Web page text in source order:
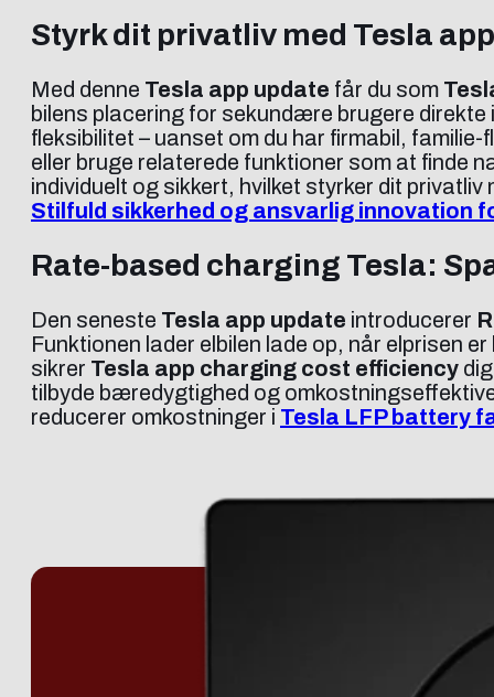
Styrk dit privatliv med Tesla
Med denne Tesla app update får du som
bilens placering for sekundære brugere direkte
fleksibilitet – uanset om du har firmabil,
eller bruge relaterede funktioner som at finde
individuelt og sikkert, hvilket styrker dit
Stilfuld sikkerhed og ansvarlig innovation
Rate-based charging Tesla:
Den seneste Tesla app update introducerer
Funktionen lader elbilen lade op, når elprisen
sikrer Tesla app charging cost efficiency
tilbyde bæredygtighed og
reducerer omkostninger i Tesla LFP battery